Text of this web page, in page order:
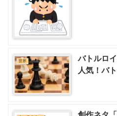
世界
バトルロ
人気！バ